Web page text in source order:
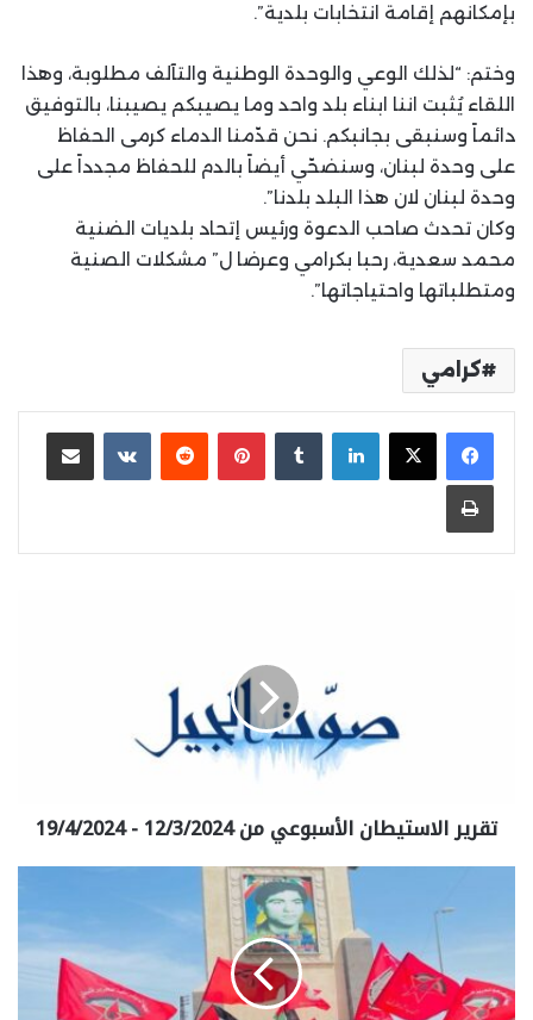
بإمكانهم إقامة انتخابات بلدية”.
وختم: “لذلك الوعي والوحدة الوطنية والتآلف مطلوبة، وهذا
اللقاء يُثبت اننا ابناء بلد واحد وما يصيبكم يصيبنا، بالتوفيق
دائماً وسنبقى بجانبكم. نحن قدّمنا الدماء كرمى الحفاظ
على وحدة لبنان، وسنضحّي أيضاً بالدم للحفاظ مجدداً على
وحدة لبنان لان هذا البلد بلدنا”.
وكان تحدث صاحب الدعوة ورئيس إتحاد بلديات الضنية
محمد سعدية، رحبا بكرامي وعرضا ل” مشكلات الصنية
ومتطلباتها واحتياجاتها”.
كرامي
لينكدإن بينتيريست مشاركة عبر البريد
طباعة
تقرير الاستيطان الأسبوعي من 12/3/2024 - 19/4/2024